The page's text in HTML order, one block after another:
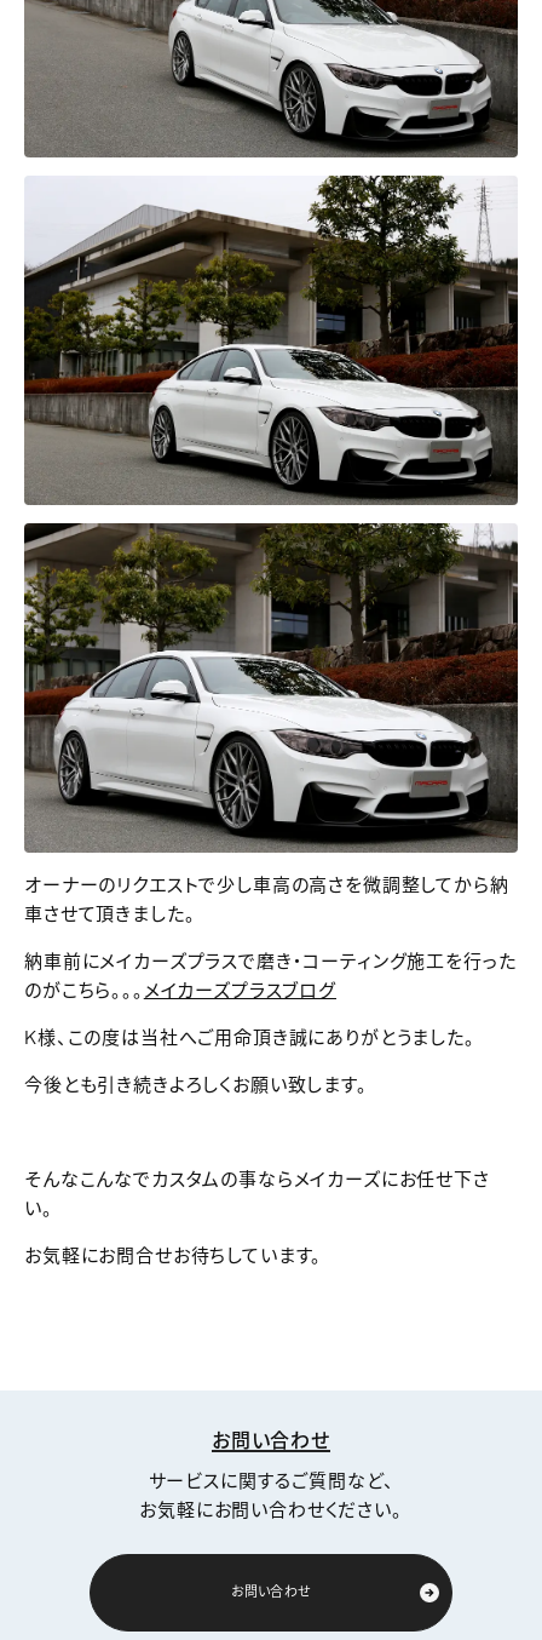
オーナーのリクエストで少し車高の高さを微調整してから納
車させて頂きました。
納車前にメイカーズプラスで磨き・コーティング施工を行った
のがこちら。。。 メイカーズプラスブログ
K様、この度は当社へご用命頂き誠にありがとうました。
今後とも引き続きよろしくお願い致します。
そんなこんなでカスタムの事ならメイカーズにお任せ下さ
い。
お気軽にお問合せお待ちしています。
お問い合わせ
サービスに関するご質問など、
お気軽にお問い合わせください。
お問い合わせ